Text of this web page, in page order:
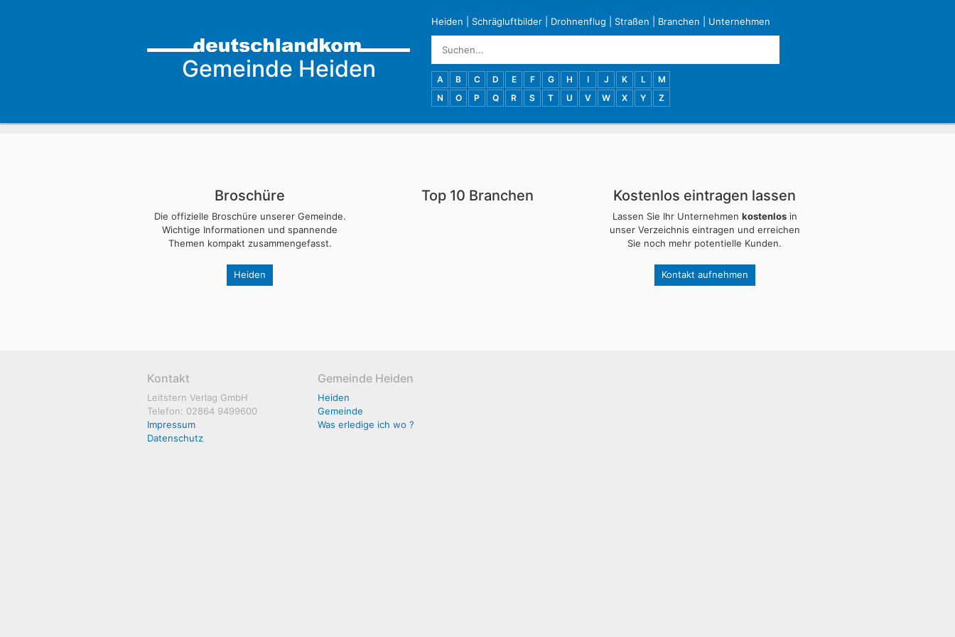
Gemeinde Heiden
Heiden Schrägluftbilder Drohnenflug Straßen Branchen Unternehmen
A B C D E F G H I J K L
M
N
O P Q R S T U V W X Y Z
Broschüre
Die offizielle Broschüre unserer Gemeinde.
Wichtige Informationen und spannende
Themen kompakt zusammengefasst.
Heiden
Top 10 Branchen Kostenlos eintragen lassen
Lassen Sie Ihr Unternehmen kostenlosin
unser Verzeichnis eintragen und erreichen
Sie noch mehr potentielle Kunden.
Kontakt aufnehmen
Kontakt
Leitstern Verlag GmbH
Telefon: 02864 9499600
Impressum
Datenschutz
Gemeinde Heiden
Heiden
Gemeinde
Was erledige ich wo ?